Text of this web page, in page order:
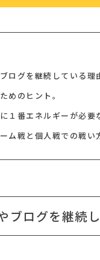
ログを継続している理
めのヒント。
１番エネルギーが必要
ム戦と個人戦での戦い
ブログを継続し